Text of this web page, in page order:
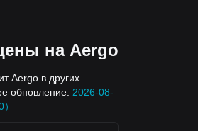
на Aergo
Aergo в других
обновление: 2026-08-